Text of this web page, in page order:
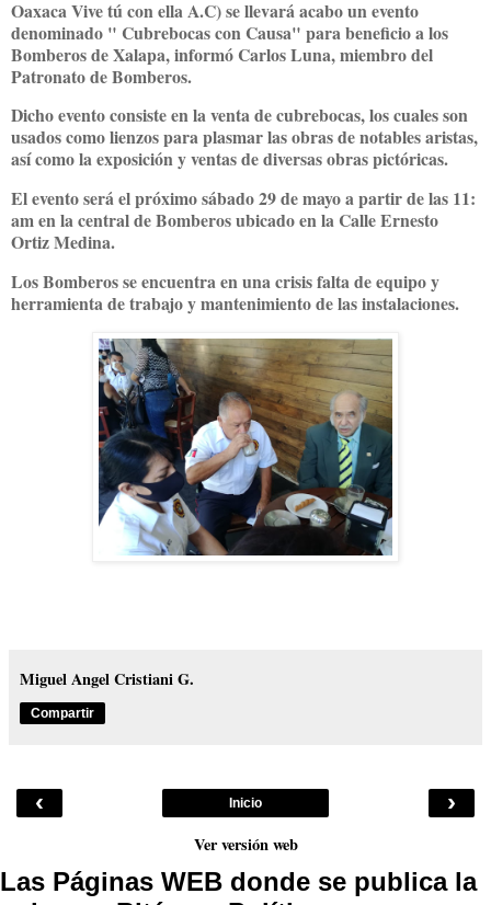
Oaxaca Vive tú con ella A.C) se llevará acabo un evento
denominado " Cubrebocas con Causa" para beneficio a los
Bomberos de Xalapa, informó Carlos Luna, miembro del
Patronato de Bomberos.
Dicho evento consiste en la venta de cubrebocas, los cuales son
usados como lienzos para plasmar las obras de notables aristas,
así como la exposición y ventas de diversas obras pictóricas.
El evento será el próximo sábado 29 de mayo a partir de las 11:
am en la central de Bomberos ubicado en la Calle Ernesto
Ortiz Medina.
Los Bomberos se encuentra en una crisis falta de equipo y
herramienta de trabajo y mantenimiento de las instalaciones.
Miguel Angel Cristiani G.
Compartir
‹ ›
Inicio
Ver versión web
Las Páginas WEB donde se publica la